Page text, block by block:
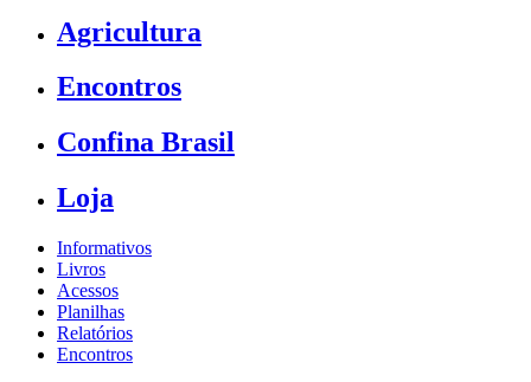
Agricultura
Encontros
Confina Brasil
Loja
Informativos
Livros
Acessos
Planilhas
Relatórios
Encontros